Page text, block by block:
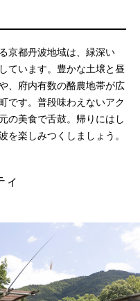
京都丹波地域は、緑深い
ています。豊かな土壌と昼
、府内有数の酪農地帯が広
です。普段味わえないアク
の美食で舌鼓。帰りにはし
楽しみつくしましょう。
ィ